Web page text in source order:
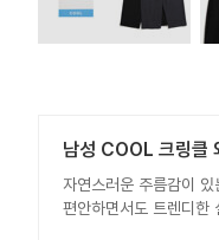
남성 COOL 크링클
자연스러운 주름감이
편안하면서도 트렌디한